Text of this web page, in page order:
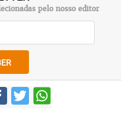
pelo nosso editor